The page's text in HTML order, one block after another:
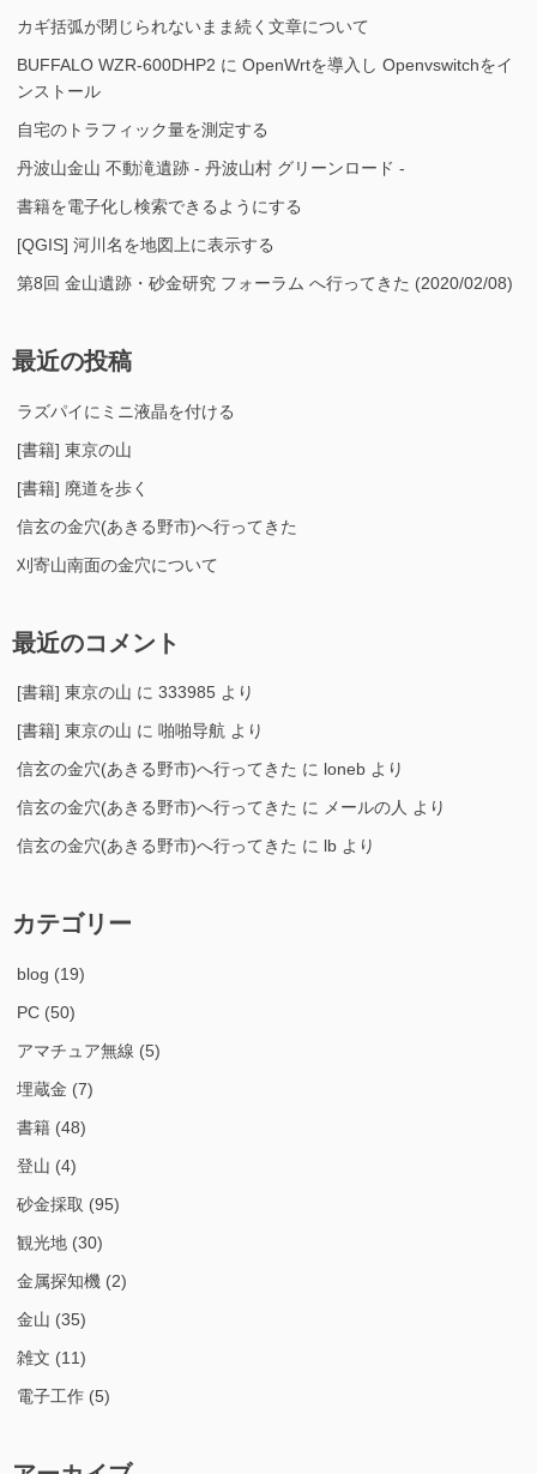
カギ括弧が閉じられないまま続く文章について
BUFFALO WZR-600DHP2 に OpenWrtを導入し Openvswitchをイ
ンストール
自宅のトラフィック量を測定する
丹波山金山 不動滝遺跡 - 丹波山村 グリーンロード -
書籍を電子化し検索できるようにする
[QGIS] 河川名を地図上に表示する
第8回 金山遺跡・砂金研究 フォーラム へ行ってきた (2020/02/08)
最近の投稿
ラズパイにミニ液晶を付ける
[書籍] 東京の山
[書籍] 廃道を歩く
信玄の金穴(あきる野市)へ行ってきた
刈寄山南面の金穴について
最近のコメント
[書籍] 東京の山 に 333985 より
[書籍] 東京の山 に 啪啪导航 より
信玄の金穴(あきる野市)へ行ってきた に loneb より
信玄の金穴(あきる野市)へ行ってきた に メールの人 より
信玄の金穴(あきる野市)へ行ってきた に lb より
カテゴリー
blog (19)
PC (50)
アマチュア無線 (5)
埋蔵金 (7)
書籍 (48)
登山 (4)
砂金採取 (95)
観光地 (30)
金属探知機 (2)
金山 (35)
雑文 (11)
電子工作 (5)